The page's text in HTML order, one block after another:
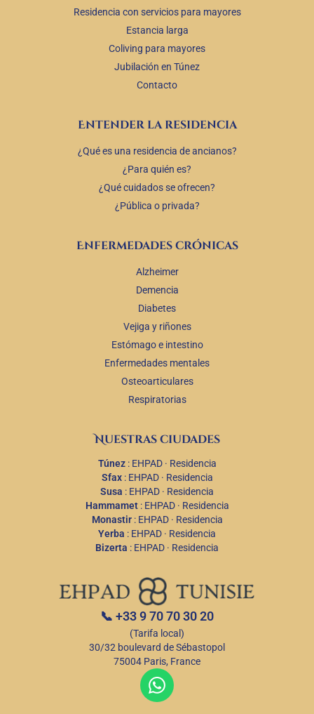
Residencia con servicios para mayores
Estancia larga
Coliving para mayores
Jubilación en Túnez
Contacto
Entender la residencia
¿Qué es una residencia de ancianos?
¿Para quién es?
¿Qué cuidados se ofrecen?
¿Pública o privada?
Enfermedades crónicas
Alzheimer
Demencia
Diabetes
Vejiga y riñones
Estómago e intestino
Enfermedades mentales
Osteoarticulares
Respiratorias
Nuestras ciudades
Túnez: EHPAD· Residencia
Sfax: EHPAD· Residencia
Susa : EHPAD · Residencia
Hammamet: EHPAD· Residencia
Monastir: EHPAD· Residencia
Yerba : EHPAD · Residencia
Bizerta : EHPAD · Residencia
📞 +33 9 70 70 30 20
(Tarifa local)
30/32 boulevard de Sébastopol
75004 Paris, France